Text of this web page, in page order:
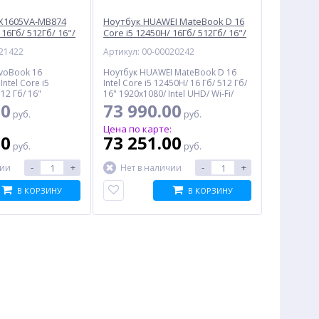
MB874
512Гб/ 16"/
16
Core i5
Гб/ 16"
Xe/ Wi-Fi/
черный
руб.
руб.
- +
В КОРЗИНУ
Ноутбук HUAWEI MateBook D 16
Core i5 12450H/ 16Гб/ 512Гб/ 16"/
(53013TPC)
Артикул: 00-00020242
Ноутбук HUAWEI MateBook D 16
Intel Core i5 12450H/ 16 Гб/ 512 Гб/
16" 1920x1080/ Intel UHD/ Wi-Fi/
Bluetooth/ no OS, серебристый
73 990.00 руб.
Цена по карте:
73 251.00 руб.
Нет в наличии
- +
В КОРЗИНУ